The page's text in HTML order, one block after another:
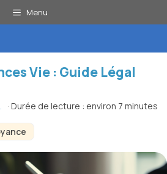
Menu
Vie : Guide Légal
· Durée de lecture : environ 7 minutes